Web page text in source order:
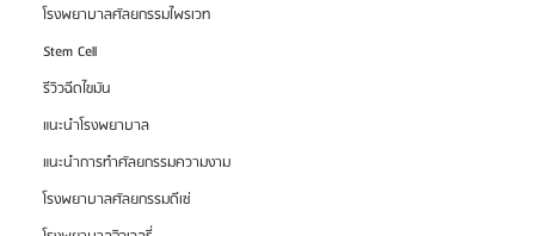
โรงพยาบาลศัลยกรรมไพรเวท
Stem Cell
รีวิวฉีดไขมัน
แนะนำโรงพยาบาล
แนะนำการทำศัลยกรรมความงาม
โรงพยาบาลศัลยกรรมดีเซ่